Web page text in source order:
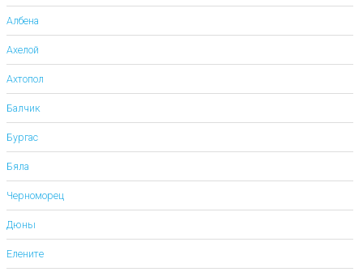
Албена
Ахелой
Ахтопол
Балчик
Бургас
Бяла
Черноморец
Дюны
Елените